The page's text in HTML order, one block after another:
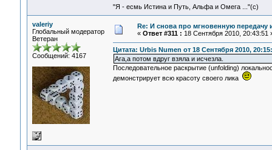
"Я - есмь Истина и Путь, Альфа и Омега ..."(с)
valeriy
Глобальный модератор
Ветеран
Сообщений: 4167
Re: И снова про мгновенную
« Ответ #311 : 18 Сентября 2010, 20:43:51
Цитата: Urbis Numen от 18 Сентября 2010,
Ага,а потом вдруг взяла и исчезла.
Последовательное раскрытие (unfolding)
демонстрирует всю красоту своего лика